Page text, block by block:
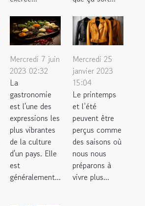
Mercredi 7 juin
2023 02:32
La
gastronomie
est l'une des
expressions les
plus vibrantes
de la culture
d'un pays. Elle
est
généralement...
Mercredi 25
janvier 2023
15:04
Le printemps
et l’été
peuvent être
perçus comme
des saisons où
nous nous
préparons à
vivre plus...